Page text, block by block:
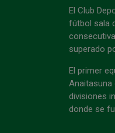
El Club
fútbol sala
superado
El primer
Anaitasuna
divisiones
donde se